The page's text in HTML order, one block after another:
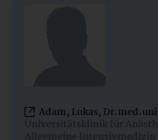
Adam, Lukas,
Universitätsklinik für
Allgemeine Intensivmedizin